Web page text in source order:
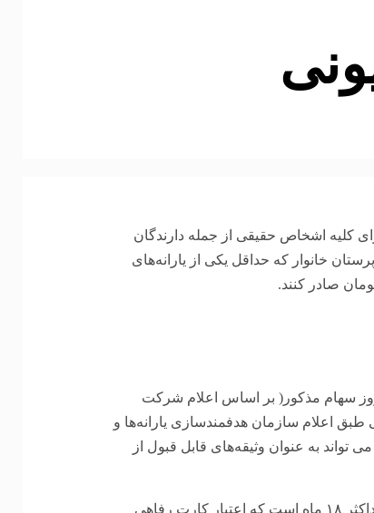
حداقل ۲۰۰ هزار فقره کارت برای کلیه اشخاص حقیقی از جمله دارندگان
خانوار که حداقل یکی از یارانه‌های
صادر کنند.
اساس ارزشیابی حداکثر ۶۰ درصد قیمت روز سهام مذکور( بر اساس اعلام شرکت
اعلام سازمان هدفمندسازی یارانه‌ها و
به عنوان وثیقه‌های قابل قبول از
همچنین، مهلت بازپرداخت اعتبار اعطایی به تشخیص موسسه اعتباری حداکثر ۱۸ ماه است که اعتبار کارت رفاهی